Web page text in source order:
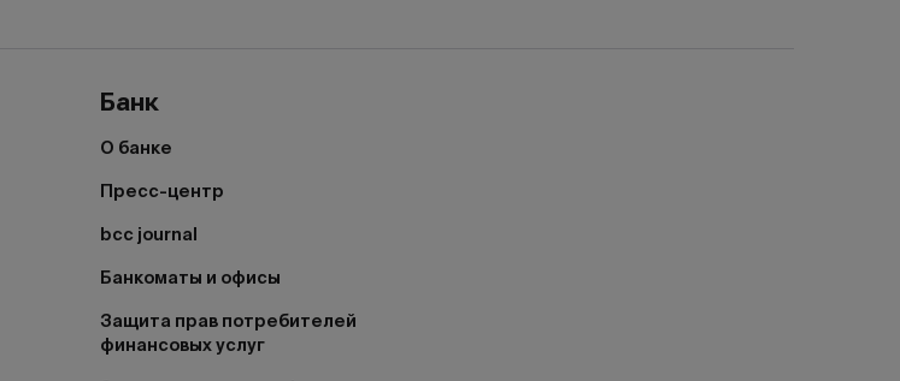
Банк
О банке
Пресс-центр
bcc journal
Банкоматы и офисы
Защита прав потребителей
финансовых услуг